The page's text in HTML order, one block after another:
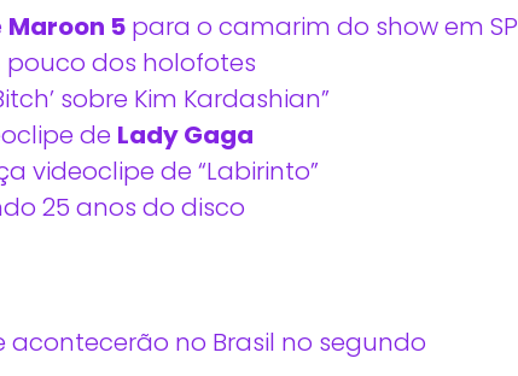
Maroon 5 para o camarim do show em SP
dos holofotes
sobre Kim Kardashian”
de Lady Gaga
videoclipe de “Labirinto”
25 anos do disco
acontecerão no Brasil no segundo